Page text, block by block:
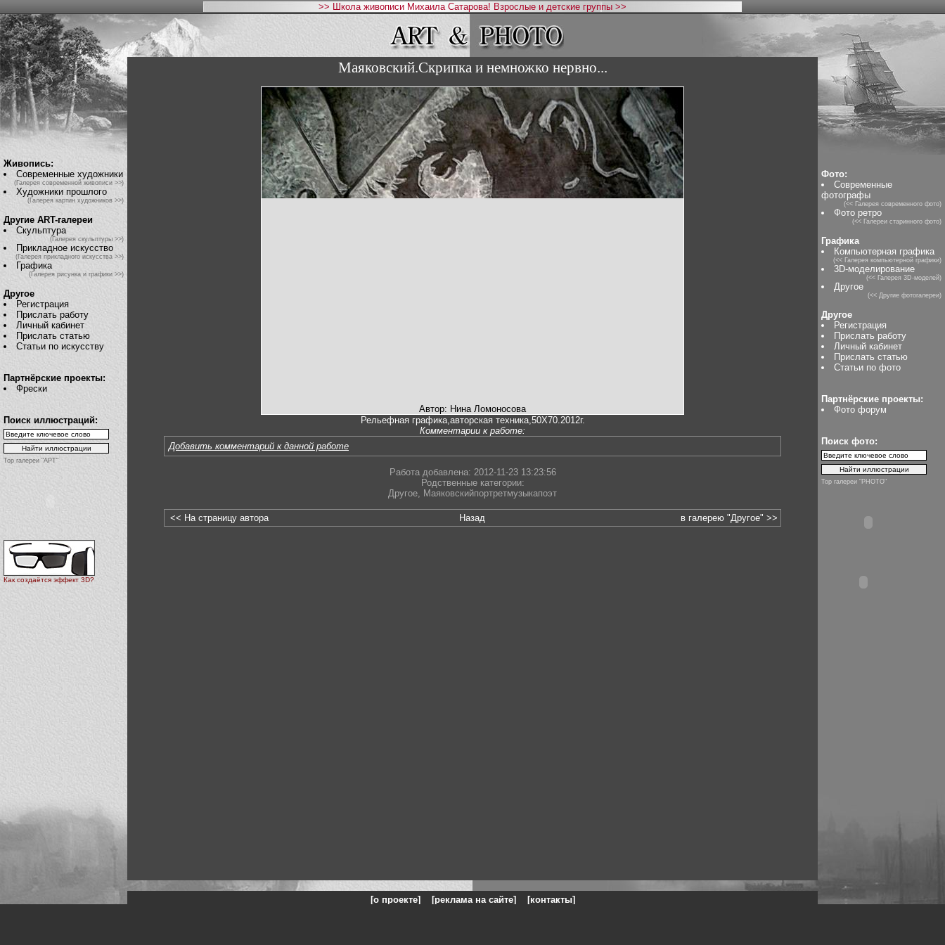
>> Школа живописи Михаила Сатарова! Взрослые и детские группы >>
Живопись:
Современные художники
(Галерея современной живописи >>)
Художники прошлого
(Галерея картин художников >>)
Другие ART-галереи
Скульптура
(Галерея скульптуры >>)
Прикладное искусство
(Галерея прикладного искусства >>)
Графика
(Галерея рисунка и графики >>)
Другое
Регистрация
Прислать работу
Личный кабинет
Прислать статью
Статьи по искусству
Партнёрские проекты:
Фрески
Поиск иллюстраций:
Top галереи "АРТ"
Как создаётся эффект 3D?
Маяковский.Скрипка и немножко нервно...
Автор: Нина Ломоносова
Рельефная графика,авторская техника,50Х70.2012г.
Комментарии к работе:
Добавить комментарий к данной работе
Работа добавлена: 2012-11-23 13:23:56
Родственные категории:
Другое, Маяковскийпортретмузыкапоэт
<< На страницу автора Назад в галерею "Другое" >>
Фото:
Современные
фотографы
(<< Галерея современного фото)
Фото ретро
(<< Галереи старинного фото)
Графика
Компьютерная графика
(<< Галерея компьютерной графики)
3D-моделирование
(<< Галерея 3D-моделей)
Другое
(<< Другие фотогалереи)
Другое
Регистрация
Прислать работу
Личный кабинет
Прислать статью
Статьи по фото
Партнёрские проекты:
Фото форум
Поиск фото:
Top галереи "PHOTO"
[о проекте] [реклама на сайте] [контакты]